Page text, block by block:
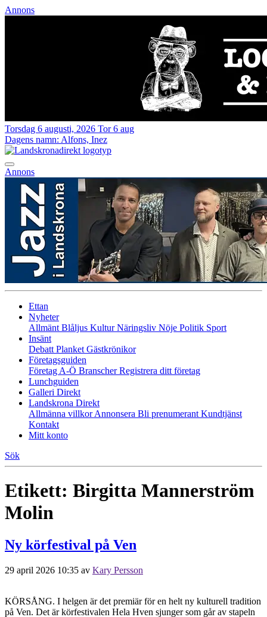
Annons
Torsdag 6 augusti, 2026 Tor 6 aug
Dagens namn: Alfons, Inez
Annons
Ettan
Nyheter
Allmänt Blåljus KulturNäringsliv Nöje Politik Sport
Insänt
Debatt Planket Gästkrönikor
Företagsguiden
Företag A-Ö BranscherRegistrera ditt företag
Lunchguiden
Galleri Direkt
Landskrona Direkt
Allmänna villkorAnnonsera Bli prenumerant Kundtjänst
Kontakt
Mitt konto
Sök
Etikett: Birgitta Mannerström
Molin
Ny körfestival på Ven
29 april 2026 10:35 av Kary Persson
KÖRSÅNG. I helgen är det premiär för en helt ny kulturell tradition
på Ven. Det är körfestivalen Hela Hven sjunger som går av stapeln